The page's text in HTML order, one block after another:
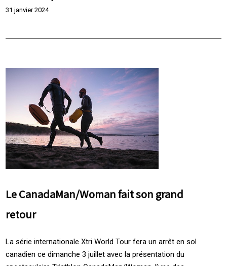
31 janvier 2024
Le CanadaMan/Woman fait son grand
retour
La série internationale Xtri World Tour fera un arrêt en sol
canadien ce dimanche 3 juillet avec la présentation du